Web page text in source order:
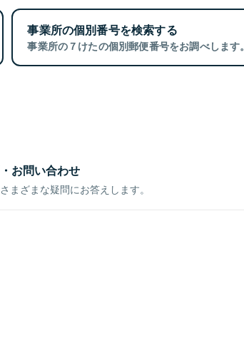
事業所の個別番号を検索する
事業所の７けたの個別郵便番号をお調べします。
お問い合わせ
まざまな疑問にお答えします。